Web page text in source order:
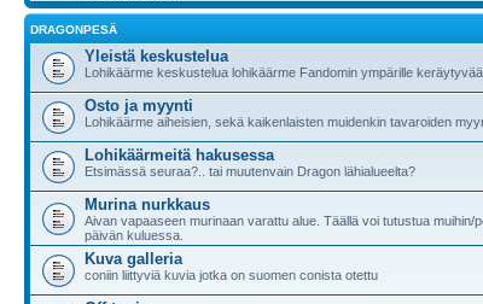
DRAGONPESÄ
Yleistä keskustelua
Lohikäärme keskustelua lohikäärme Fandomin ympärille
Osto ja myynti
Lohikäärme aiheisien, sekä kaikenlaisten muidenkin tavaroiden
Lohikäärmeitä hakusessa
Etsimässä seuraa?.. tai muutenvain Dragon lähialueelta?
Murina nurkkaus
Aivan vapaaseen murinaan varattu alue. Täällä voi tutustua
päivän kuluessa.
Kuva galleria
coniin liittyviä kuvia jotka on suomen conista otettu